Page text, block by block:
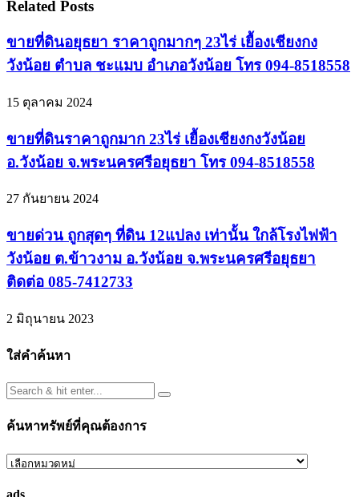
Related Posts
ขายที่ดินอยุธยา ราคาถูกมากๆ 23ไร่ เยื้องเชียงกง
วังน้อย ตำบล ชะแมบ อำเภอวังน้อย โทร 094-8518558
15 ตุลาคม 2024
ขายที่ดินราคาถูกมาก 23ไร่ เยื้องเชียงกงวังน้อย
อ.วังน้อย จ.พระนครศรีอยุธยา โทร 094-8518558
27 กันยายน 2024
ขายด่วน ถูกสุดๆ ที่ดิน 12แปลง เท่านั้น ใกล้โรงไฟฟ้า
วังน้อย ต.ข้าวงาม อ.วังน้อย จ.พระนครศรีอยุธยา
ติดต่อ 085-7412733
2 มิถุนายน 2023
ใส่คำค้นหา
ค้นหาทรัพย์ที่คุณต้องการ
ค้นหา
ads